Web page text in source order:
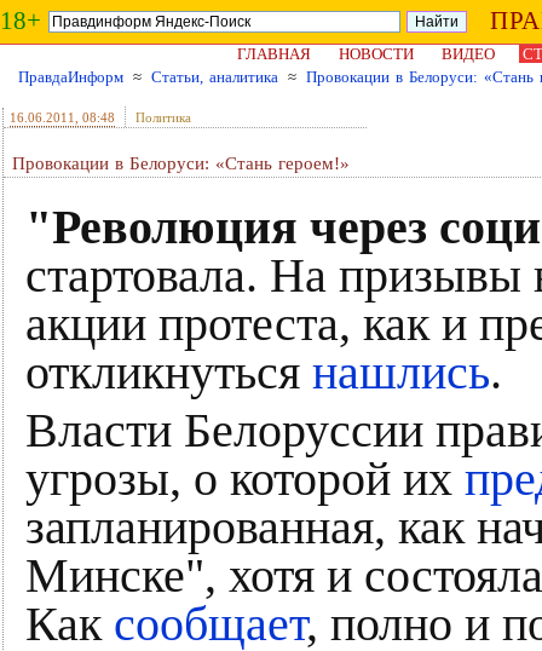
18+
ГЛАВНАЯ НОВОСТИ ВИДЕО
ПравдаИнформ ≈ Статьи, аналитика ≈ Провокации в Белоруси: «Стань
16.06.2011 , 08:48 Политика
Провокации в Белоруси: «Стань героем!»
"Революция через
стартовала. На
акции протеста, как и
откликнуться нашлись.
Власти Белоруссии
угрозы, о которой их
запланированная, как
Минске", хотя и
Как сообщает, полно и